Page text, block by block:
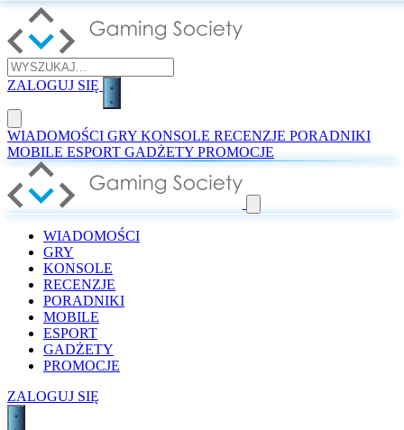
ZALOGUJ SIĘ
WIADOMOŚCI GRY KONSOLE RECENZJE PORADNIKI
MOBILE ESPORT GADŻETY PROMOCJE
WIADOMOŚCI
GRY
KONSOLE
RECENZJE
PORADNIKI
MOBILE
ESPORT
GADŻETY
PROMOCJE
ZALOGUJ SIĘ